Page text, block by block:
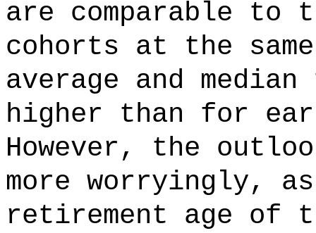
are comparable
cohorts at the
average and
higher than for
However, the
more worryingly,
retirement age of